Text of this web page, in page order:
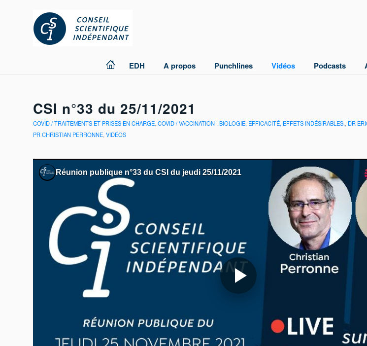
EDH A propos Punchlines Vidéos Podcasts
CSI n°33 du 25/11/2021
COVID / TRAITEMENTS ET PRISES EN CHARGE COVID / VACCINATION : BIOLOGIE, EFFICACITÉ, EFFETS INDÉSIRABLES, DR
PR CHRISTIAN PERRONNE VIDÉOS